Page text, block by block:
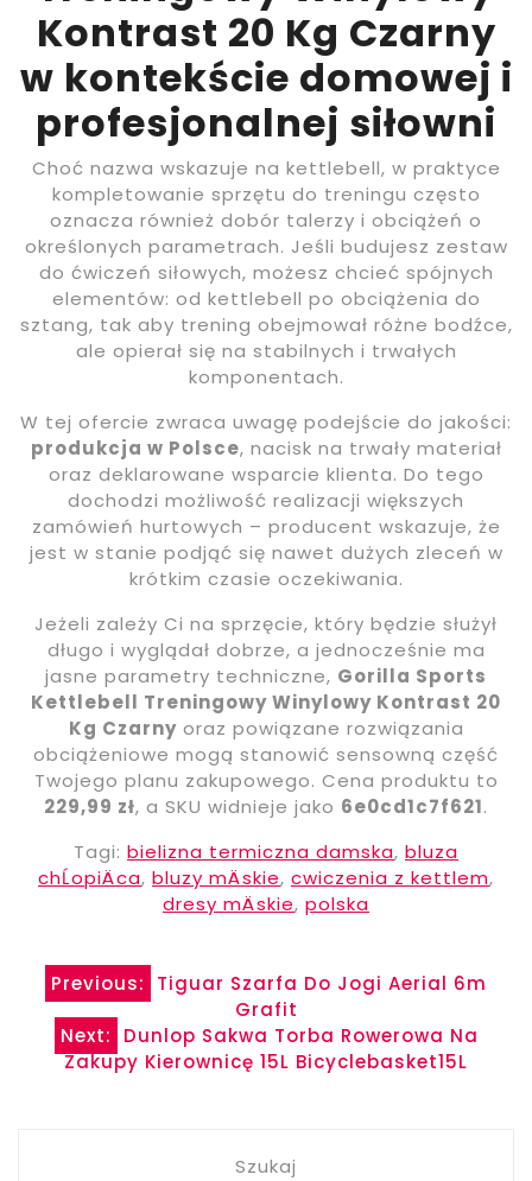
Kontrast 20 Kg Czarny
w kontekście domowej i
profesjonalnej siłowni
Choć nazwa wskazuje na kettlebell, w praktyce
kompletowanie sprzętu do treningu często
oznacza również dobór talerzy i obciążeń o
określonych parametrach. Jeśli budujesz zestaw
do ćwiczeń siłowych, możesz chcieć spójnych
elementów: od kettlebell po obciążenia do
sztang, tak aby trening obejmował różne bodźce,
ale opierał się na stabilnych i trwałych
komponentach.
W tej ofercie zwraca uwagę podejście do jakości:
produkcja w Polsce, nacisk na trwały materiał
oraz deklarowane wsparcie klienta. Do tego
dochodzi możliwość realizacji większych
zamówień hurtowych – producent wskazuje, że
jest w stanie podjąć się nawet dużych zleceń w
krótkim czasie oczekiwania.
Jeżeli zależy Ci na sprzęcie, który będzie służył
długo i wyglądał dobrze, a jednocześnie ma
jasne parametry techniczne, Gorilla Sports
Kettlebell Treningowy Winylowy Kontrast 20
Kg Czarnyoraz powiązane rozwiązania
obciążeniowe mogą stanowić sensowną część
Twojego planu zakupowego. Cena produktu to
229,99 zł, a SKU widnieje jako 6e0cd1c7f621.
Tagi: bielizna termiczna damska, bluza
chĹopiÄca, bluzy mÄskie, cwiczenia z kettlem,
dresy mÄskie, polska
Nawigacja
wpisu
Previous:
Tiguar Szarfa Do Jogi Aerial 6m
Grafit
Next:
Dunlop Sakwa Torba Rowerowa Na
Zakupy Kierownicę 15L Bicyclebasket15L
Szukaj